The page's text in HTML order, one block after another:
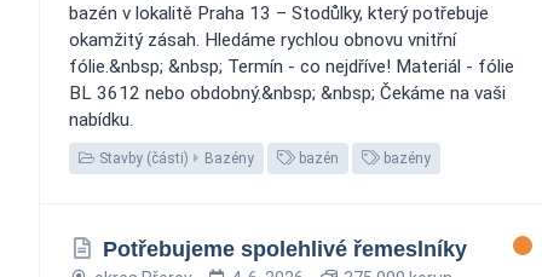
bazén v lokalitě Praha 13 – Stodůlky, který potřebuje
okamžitý zásah. Hledáme rychlou obnovu vnitřní
fólie.&nbsp; &nbsp; Termín - co nejdříve! Materiál - fólie
BL 3612 nebo obdobný.&nbsp; &nbsp; Čekáme na vaši
nabídku.
Stavby (části) Bazény bazén bazény
Potřebujeme spolehlivé řemeslníky